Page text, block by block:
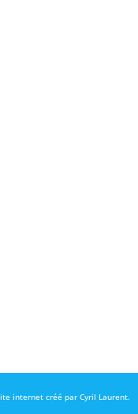
internet créé par Cyril Laurent.